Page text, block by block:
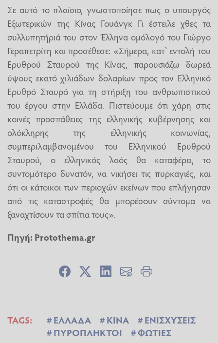
Σε αυτό το πλαίσιο, γνωστοποίησε πως ο υπουργός
Εξωτερικών της Κίνας Γουάνγκ Γι έστειλε χθες τα
συλλυπητήριά του στον Έλληνα ομόλογό του Γιώργο
Γεραπετρίτη και προσέθεσε: «Σήμερα, κατ’ εντολή του
Ερυθρού Σταυρού της Κίνας, παρουσιάζω δωρεά
ύψους εκατό χιλιάδων δολαρίων προς τον Ελληνικό
Ερυθρό Σταυρό για τη στήριξη του ανθρωπιστικού
του έργου στην Ελλάδα. Πιστεύουμε ότι χάρη στις
κοινές προσπάθειες της ελληνικής κυβέρνησης και
ολόκληρης της ελληνικής κοινωνίας,
συμπεριλαμβανομένου του Ελληνικού Ερυθρού
Σταυρού, ο ελληνικός λαός θα καταφέρει, το
συντομότερο δυνατόν, να νικήσει τις πυρκαγιές, και
ότι οι κάτοικοι των περιοχών εκείνων που επλήγησαν
από τις καταστροφές θα μπορέσουν σύντομα να
ξαναχτίσουν τα σπίτια τους».
Πηγή: Protothema.gr
TAGS: ΕΛΛΑΔΑ ΚΙΝΑ
ΕΝΙΣΧΥΣΕΙΣ
ΠΥΡΟΠΛΗΚΤΟΙ
ΦΩΤΙΕΣ